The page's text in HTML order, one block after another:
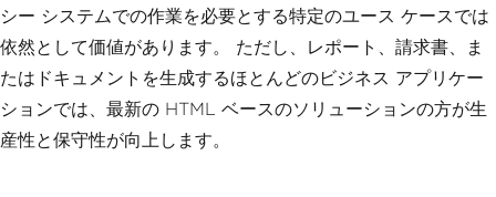
シー システムでの作業を必要とする特定のユース ケースでは
依然として価値があります。 ただし、レポート、請求書、ま
たはドキュメントを生成するほとんどのビジネス アプリケー
ションでは、最新の HTML ベースのソリューションの方が生
産性と保守性が向上します。